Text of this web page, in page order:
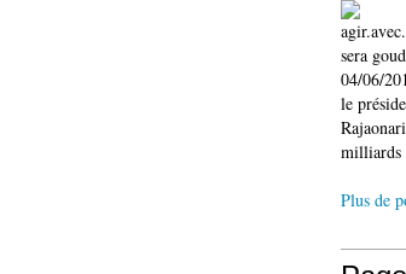
sera
04/06/
le
milliards
Plus de